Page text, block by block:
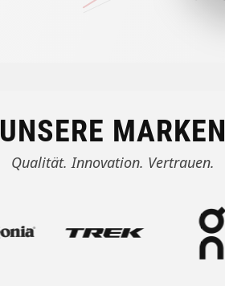
UNSERE MARKEN
Qualität. Innovation. Vertrauen.